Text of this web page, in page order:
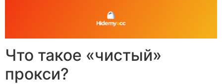
Что такое «чистый»
прокси?